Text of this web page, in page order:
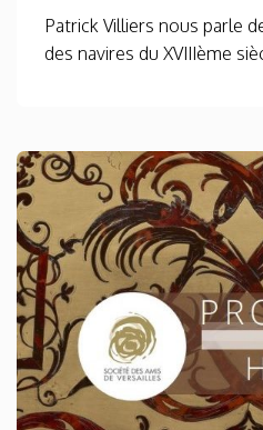
Patrick Villiers nous parle
des navires du XVIIIème